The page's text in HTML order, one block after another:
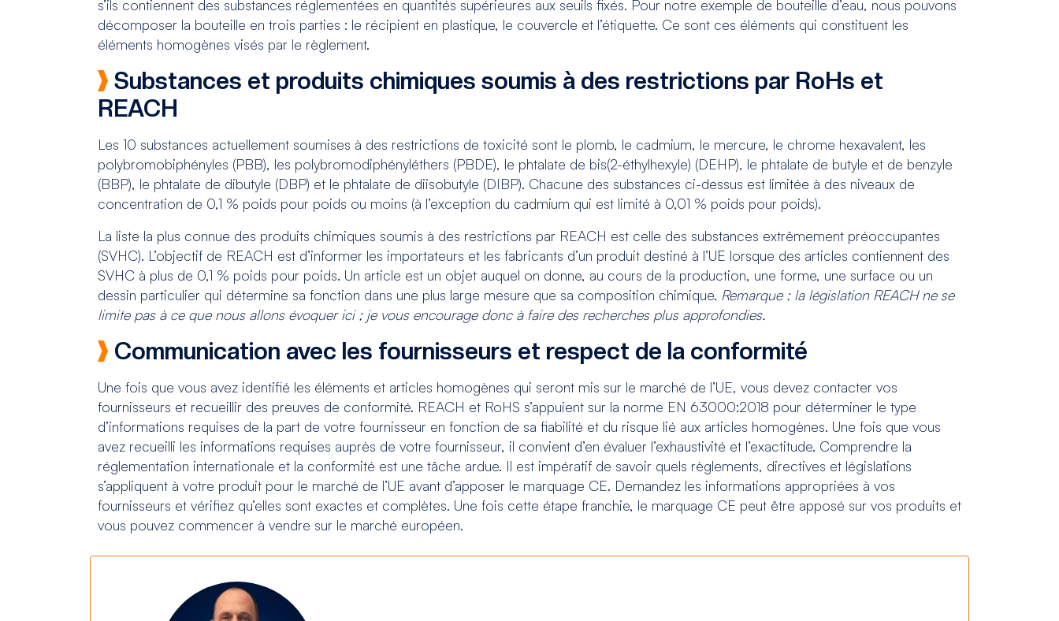
s’ils contiennent des substances réglementées en quantités supérieures aux seuils fixés. Pour notre exemple de bouteille d’eau, nous pouvons
décomposer la bouteille en trois parties : le récipient en plastique, le couvercle et l’étiquette. Ce sont ces éléments qui constituent les
éléments homogènes visés par le règlement.
Substances et produits chimiques soumis à des restrictions par RoHs et
REACH
Les 10 substances actuellement soumises à des restrictions de toxicité sont le plomb, le cadmium, le mercure, le chrome hexavalent, les
polybromobiphényles (PBB), les polybromodiphényléthers (PBDE), le phtalate de bis(2-éthylhexyle) (DEHP), le phtalate de butyle et de benzyle
(BBP), le phtalate de dibutyle (DBP) et le phtalate de diisobutyle (DIBP). Chacune des substances ci-dessus est limitée à des niveaux de
concentration de 0,1 % poids pour poids ou moins (à l’exception du cadmium qui est limité à 0,01 % poids pour poids).
La liste la plus connue des produits chimiques soumis à des restrictions par REACH est celle des substances extrêmement préoccupantes
(SVHC). L’objectif de REACH est d’informer les importateurs et les fabricants d’un produit destiné à l’UE lorsque des articles contiennent des
SVHC à plus de 0,1 % poids pour poids. Un article est un objet auquel on donne, au cours de la production, une forme, une surface ou un
dessin particulier qui détermine sa fonction dans une plus large mesure que sa composition chimique. Remarque : la législation REACH ne se
limite pas à ce que nous allons évoquer ici ; je vous encourage donc à faire des recherches plus approfondies.
Communication avec les fournisseurs et respect de la conformité
Une fois que vous avez identifié les éléments et articles homogènes qui seront mis sur le marché de l’UE, vous devez contacter vos
fournisseurs et recueillir des preuves de conformité. REACH et RoHS s’appuient sur la norme EN 63000:2018 pour déterminer le type
d’informations requises de la part de votre fournisseur en fonction de sa fiabilité et du risque lié aux articles homogènes. Une fois que vous
avez recueilli les informations requises auprès de votre fournisseur, il convient d’en évaluer l’exhaustivité et l’exactitude. Comprendre la
réglementation internationale et la conformité est une tâche ardue. Il est impératif de savoir quels règlements, directives et législations
s’appliquent à votre produit pour le marché de l’UE avant d’apposer le marquage CE. Demandez les informations appropriées à vos
fournisseurs et vérifiez qu’elles sont exactes et complètes. Une fois cette étape franchie, le marquage CE peut être apposé sur vos produits et
vous pouvez commencer à vendre sur le marché européen.